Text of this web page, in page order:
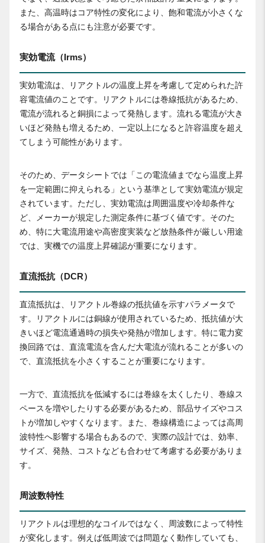
また、高温時はコア特性の変化により、飽和電流が小さくな
る場合がある点にも注意が必要です。
実効電流（Irms）
実効電流は、リアクトルの温度上昇を考慮して定められた許
容電流値のことです。リアクトルには巻線抵抗があるため、
電流が流れると銅損によって発熱します。流れる電流が大き
いほど発熱も増えるため、一定以上になると許容温度を超え
てしまう可能性があります。
そのため、データシートでは「この電流値までなら温度上昇
を一定範囲に抑えられる」という基準として実効電流が規定
されています。ただし、実効電流は周囲温度や冷却条件な
ど、メーカーが規定した測定条件に基づく値です。そのた
め、特に大電流用途や高密度実装など放熱条件が厳しい用途
では、実機での温度上昇確認が重要になります。
直流抵抗（DCR）
直流抵抗は、リアクトル巻線の抵抗値を示すパラメータで
す。リアクトルには銅線が使用されているため、抵抗値が大
きいほど電流通過時の損失や発熱が増加します。特に電力変
換回路では、直流電流を含んだ大電流が流れることが多いの
で、直流抵抗を小さくすることが重要になります。
一方で、直流抵抗を低減するには巻線を太くしたり、巻線ス
ペースを増やしたりする必要があるため、部品サイズやコス
トが増加しやすくなります。また、巻線構造によっては高周
波特性へ影響する場合もあるので、実際の設計では、効率、
サイズ、発熱、コストなども合わせて考慮する必要がありま
す。
周波数特性
リアクトルは理想的なコイルではなく、周波数によって特性
が変化します。例えば低周波では問題なく動作していても、